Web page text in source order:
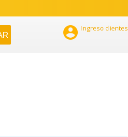
 Ingreso clientes